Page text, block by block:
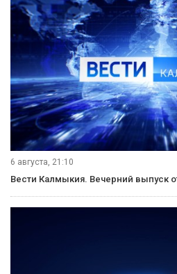
Однако как оказалось, время
противопожарной службы
Поэтому спасатели уделяют
занятиям. Кроме этого, в 2011
большую работу по аттестации
формирований и обеспечению
видами пожарной охраны. Также
внимание уделяет и работе с
гражданской обороны. На
задачи на этот год. Это в первую
профилактических мероприятий
чрезвычайных ситуаций, а также